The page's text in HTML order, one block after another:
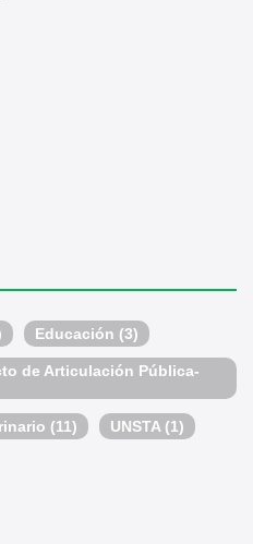
Educación (3)
de Articulación Pública-
(11) UNSTA (1)